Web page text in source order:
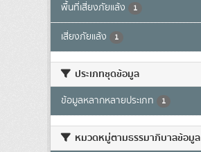
พื้นที่เสี่ยงภัยแล้ง 1
เสี่ยงภัยแล้ง 1
ประเภทชุดข้อมูล
ข้อมูลหลากหลายประเภท 1
หมวดหมู่ตามธรรมาภิบาลข้อมูล